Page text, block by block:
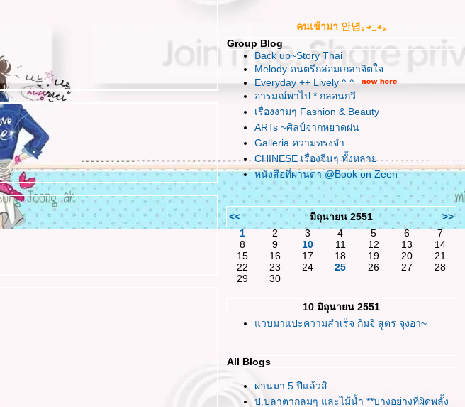
คนเข้ามา 안녕｡◕‿◕｡
Group Blog
Back up~Story Thai
Melody ดนตรีกล่อมเกลาจิตใจ
Everyday ++ Lively ^ ^
อารมณ์พาไป * กลอนกวี
เรื่องงามๆ Fashion & Beauty
ARTs ~ศิลป์จากหยาดฝน
Galleria ความทรงจำ
CHINESE เรื่องจีนๆ ทั้งหลา
หนังสือที่ผ่านตา @Book on Zeen
<< มิถุนายน 2551
>>
1
2 3 4 5 6
7
8
9 10 11 12 13
14
15
16 17 18 19 20
21
22
23 24 25 26 27
28
29
30
10 มิถุนายน 2551
วบมาแปะความสำเร็จ กิมจิ สูตร จุงอา~
All Blogs
ผ่านมา 5 ปีแล้วสิ
ป.ปลาตากลมๆ และไม้น้ำ **บางอย่างที่ผิดพลั้ง